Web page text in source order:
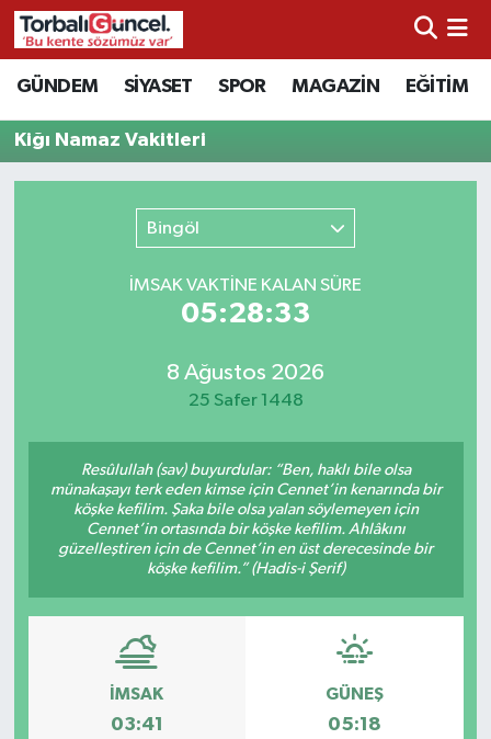
GÜNDEM SİYASET SPOR MAGAZİN EĞİTİM
Kiğı Namaz Vakitleri
Bingöl
İMSAK VAKTİNE KALAN SÜRE
05:28:33
8 Ağustos 2026
25 Safer 1448
Resûlullah (sav) buyurdular: “Ben, haklı bile olsa
münakaşayı terk eden kimse için Cennet’in kenarında bir
köşke kefilim. Şaka bile olsa yalan söylemeyen için
Cennet’in ortasında bir köşke kefilim. Ahlâkını
güzelleştiren için de Cennet’in en üst derecesinde bir
köşke kefilim.” (Hadis-i Şerif)
İMSAK
03:41
GÜNEŞ
05:18
İzmir Nöbetçi Eczaneler
İzmir Hava Durumu
İzmir Trafik Yoğunluk Haritası
Süper Lig Puan Durumu ve Fikstür
Tüm Manşetler
Haber Arşivi